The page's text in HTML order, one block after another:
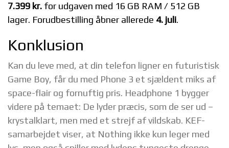
7.399 kr. for udgaven med 16 GB RAM / 512 GB
lager. Forudbestilling åbner allerede 4. juli.
Konklusion
Kan du leve med, at din telefon ligner en futuristisk
Game Boy, får du med Phone 3 et sjældent miks af
space-flair og fornuftig pris. Headphone 1 bygger
videre på temaet: De lyder præcis, som de ser ud –
krystalklart, men med et strejf af vildskab. KEF-
samarbejdet viser, at Nothing ikke kun leger med